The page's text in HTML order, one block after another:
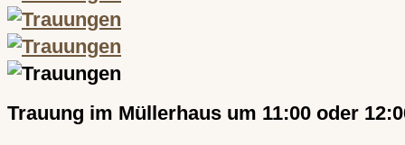
Trauung im Müllerhaus um 11:00 oder